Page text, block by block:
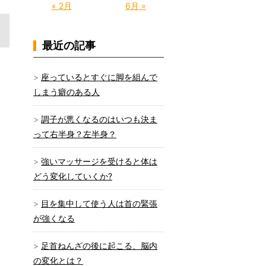
« 2月 6月 »
最近の記事
座っているとすぐに脚を組んで
しまう癖のある人
調子が悪くなるのはいつも決ま
って右半身？左半身？
強いマッサージを受けると体は
どう変化していくか?
目を集中して使う人は首の緊張
が強くなる
足首ねんざの後に起こる、脳内
の変化とは？